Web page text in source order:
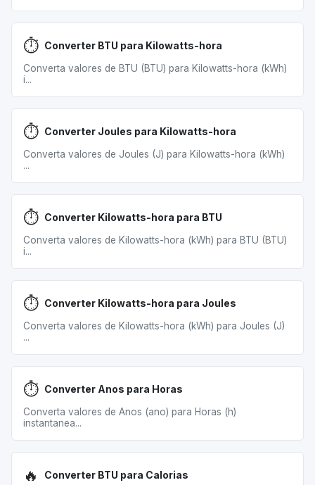
⏱️ Converter BTU para Kilowatts-hora
Converta valores de BTU (BTU) para Kilowatts-hora (kWh)
i...
⏱️ Converter Joules para Kilowatts-hora
Converta valores de Joules (J) para Kilowatts-hora (kWh)
...
⏱️ Converter Kilowatts-hora para BTU
Converta valores de Kilowatts-hora (kWh) para BTU (BTU)
i...
⏱️ Converter Kilowatts-hora para Joules
Converta valores de Kilowatts-hora (kWh) para Joules (J)
...
⏱️ Converter Anos para Horas
Converta valores de Anos (ano) para Horas (h)
instantanea...
🔥 Converter BTU para Calorias